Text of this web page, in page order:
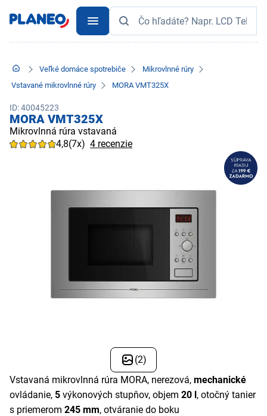
Veľké domáce spotrebiče
Mikrovlnné rúry
Vstavané mikrovlnné rúry
MORA VMT325X
ID: 40045223
MORA VMT325X
Mikrovlnná rúra vstavaná
4,8(7x) 4 recenzie
(2)
Vstavaná mikrovlnná rúra MORA, nerezová, mechanické
ovládanie, 5 výkonových stupňov, objem 20 l, otočný tanier
s priemerom 245 mm, otváranie do boku